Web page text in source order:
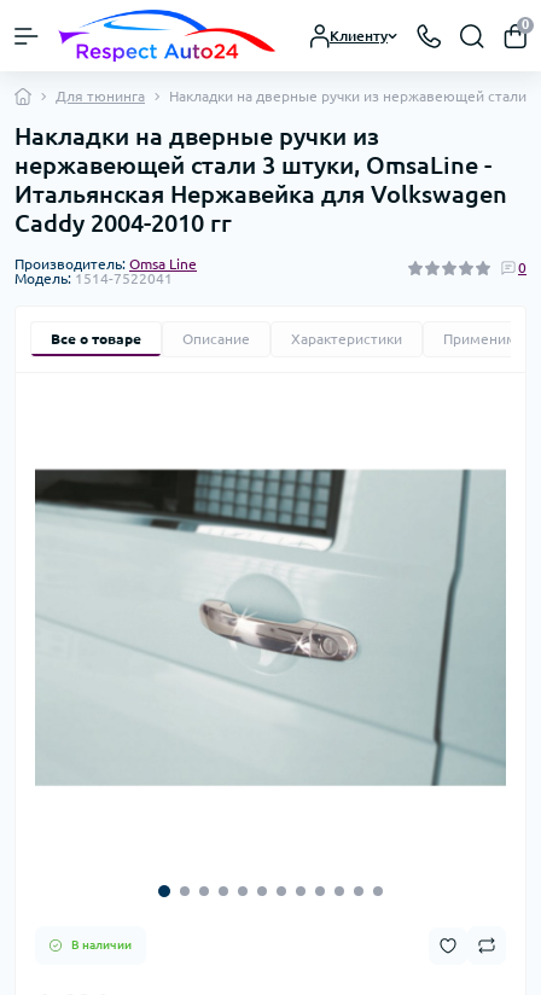
Клиенту
0
Для тюнинга Накладки на дверные ручки из нержавеющей стали
Накладки на дверные ручки из
нержавеющей стали 3 штуки, OmsaLine -
Итальянская Нержавейка для Volkswagen
Caddy 2004-2010 гг
Производитель: Omsa Line
Модель: 1514-7522041
0
Все о товаре Описание Характеристики
В наличии